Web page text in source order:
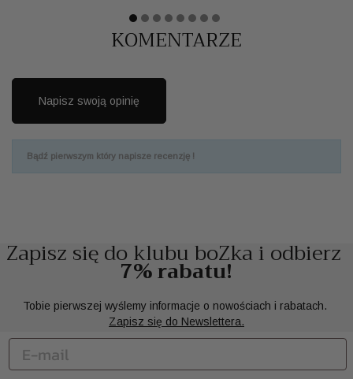
KOMENTARZE
Napisz swoją opinię
Bądź pierwszym który napisze recenzję !
Zapisz się do klubu boZka i odbierz
7% rabatu!
Tobie pierwszej wyślemy informacje o nowościach i rabatach.
Zapisz się do Newslettera.